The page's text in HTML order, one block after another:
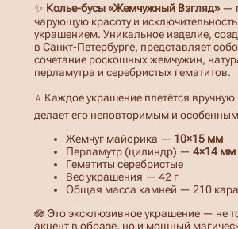
✨ Колье-бусы «Жемчужный Взгляд»—
чарующую красоту и
украшением. Уникальное изделие,
в Санкт-Петербурге, представляет
сочетание роскошных жемчужин,
перламутра и серебристых гематитов.
⭐ Каждое украшение плетётся
делает его неповторимым и
Жемчуг майорика — 10×15 мм
Перламутр (цилиндр) — 4×14 мм
Гематиты серебристые
Вес украшения — 42 г
Общая масса камней — 210
🪷 Это эксклюзивное украшение — не
акцент в образе, но и мощный